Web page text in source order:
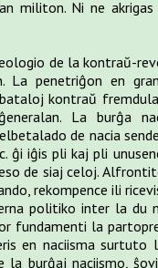
militon. Ni ne
de la kontraŭ-
La penetriĝon en
kontraŭ
La burĝa
de nacia
ĝi iĝis pli kaj pli
de siaj celoj.
rekompence ili
politiko inter la du
fundamenti la
en naciisma surtuto
la burĝaj naciismo,